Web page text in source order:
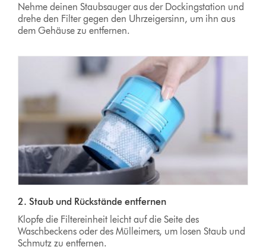
Nehme deinen Staubsauger aus der Dockingstation und
drehe den Filter gegen den Uhrzeigersinn, um ihn aus
dem Gehäuse zu entfernen.
2. Staub und Rückstände entfernen
Klopfe die Filtereinheit leicht auf die Seite des
Waschbeckens oder des Mülleimers, um losen Staub und
Schmutz zu entfernen.